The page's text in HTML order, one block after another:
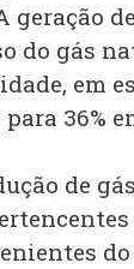
geração
do gás
em
36%
de